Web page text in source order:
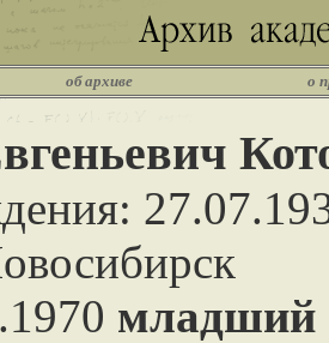
об архиве о
младший